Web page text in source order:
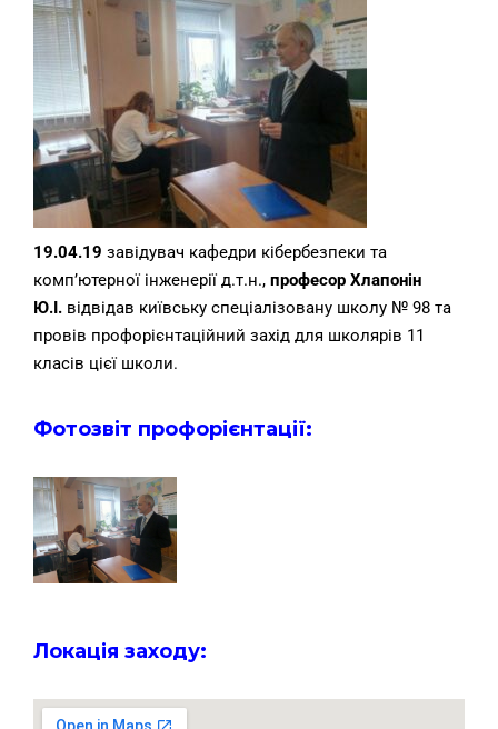
19.04.19 завідувач кафедри кібербезпеки та
комп’ютерної інженерії д.т.н., професор Хлапонін
Ю.І. відвідав київську спеціалізовану школу № 98 та
провів профорієнтаційний захід для школярів 11
класів цієї школи.
Фотозвіт профорієнтації:
Локація заходу: